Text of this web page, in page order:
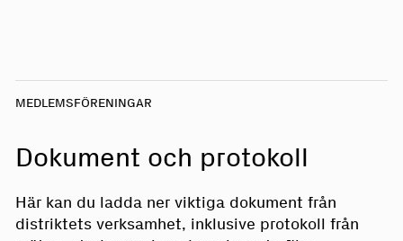
MEDLEMSFÖRENINGAR
Dokument och protokoll
Här kan du ladda ner viktiga dokument från
distriktets verksamhet, inklusive protokoll från